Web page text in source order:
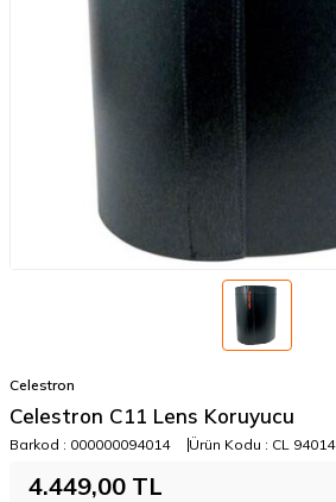
Celestron
Celestron C11 Lens Koruyucu
Barkod : 000000094014 Ürün Kodu : CL 94014
4.449,00 TL